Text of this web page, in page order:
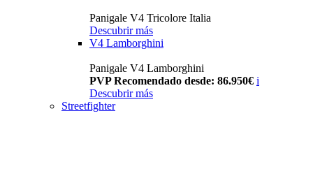
Panigale V4 Tricolore Italia
Descubrir más
V4 Lamborghini
Panigale V4 Lamborghini
PVP Recomendado desde: 86.950€ i
Descubrir más
Streetfighter